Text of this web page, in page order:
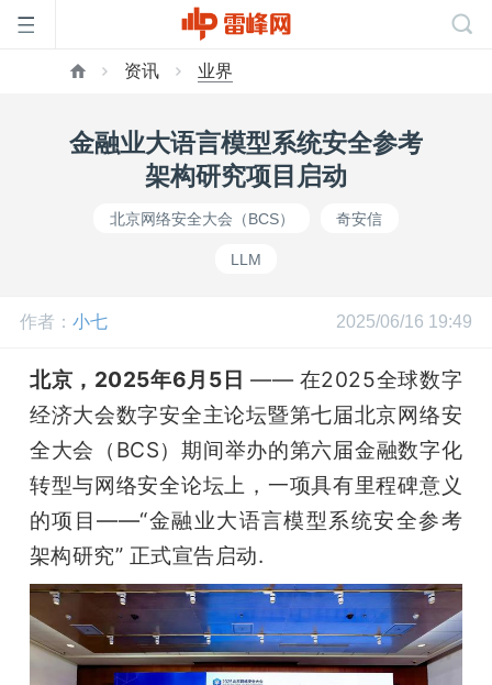
公
开
课
活
资讯 业界
金融业大语言模型系统安全参考
架构研究项目启动
北京网络安全大会（BCS） 奇安信
LLM
作者： 小七 2025/06/16 19:49
北京，2025年6月5日 —— 在2025全球数字
经济大会数字安全主论坛暨第七届北京网络安
全大会（BCS）期间举办的第六届金融数字化
转型与网络安全论坛上，一项具有里程碑意义
的项目——“金融业大语言模型系统安全参考
架构研究” 正式宣告启动.